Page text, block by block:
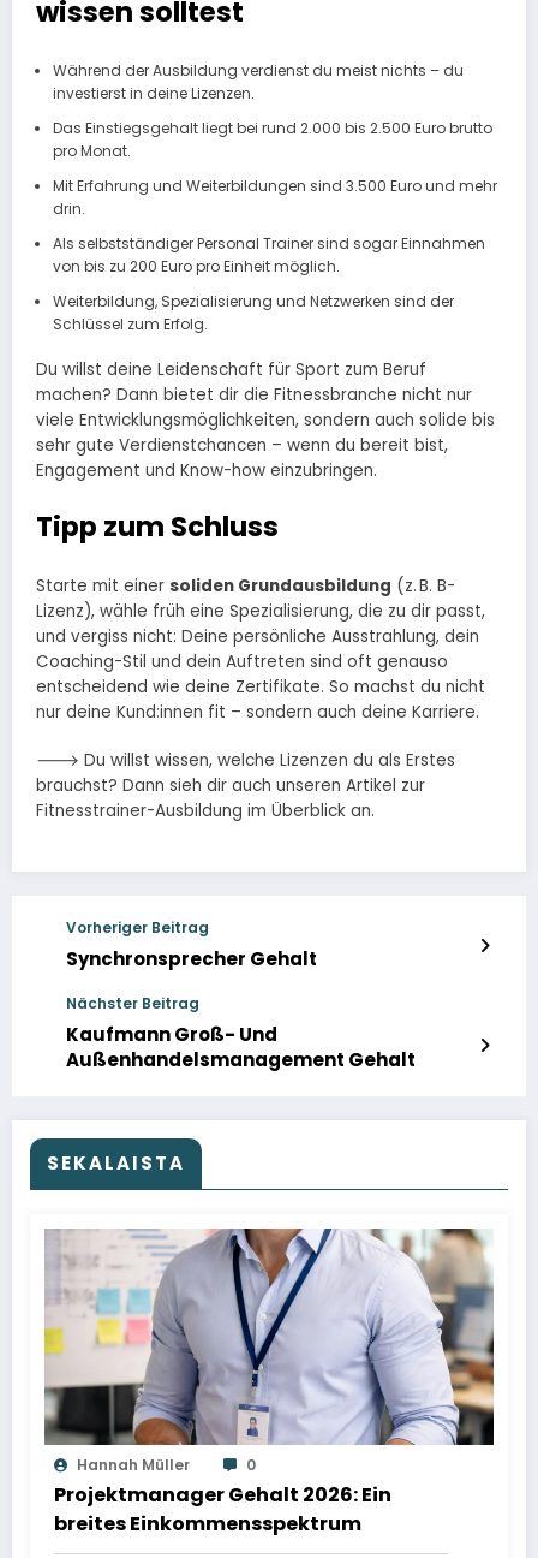
wissen solltest
Während der Ausbildung verdienst du meist nichts – du
investierst in deine Lizenzen.
Das Einstiegsgehalt liegt bei rund 2.000 bis 2.500 Euro brutto
pro Monat.
Mit Erfahrung und Weiterbildungen sind 3.500 Euro und mehr
drin.
Als selbstständiger Personal Trainer sind sogar Einnahmen
von bis zu 200 Euro pro Einheit möglich.
Weiterbildung, Spezialisierung und Netzwerken sind der
Schlüssel zum Erfolg.
Du willst deine Leidenschaft für Sport zum Beruf
machen? Dann bietet dir die Fitnessbranche nicht nur
viele Entwicklungsmöglichkeiten, sondern auch solide bis
sehr gute Verdienstchancen – wenn du bereit bist,
Engagement und Know-how einzubringen.
Tipp zum Schluss
Starte mit einer soliden Grundausbildung (z. B. B-
Lizenz), wähle früh eine Spezialisierung, die zu dir passt,
und vergiss nicht: Deine persönliche Ausstrahlung, dein
Coaching-Stil und dein Auftreten sind oft genauso
entscheidend wie deine Zertifikate. So machst du nicht
nur deine Kund:innen fit – sondern auch deine Karriere.
🡒 Du willst wissen, welche Lizenzen du als Erstes
brauchst? Dann sieh dir auch unseren Artikel zur
Fitnesstrainer-Ausbildung im Überblick an.
Vorheriger Beitrag
Synchronsprecher Gehalt
Nächster Beitrag
Kaufmann Groß- Und
Außenhandelsmanagement Gehalt
SEKALAISTA
Hannah Müller 0
Projektmanager Gehalt 2026: Ein
breites Einkommensspektrum